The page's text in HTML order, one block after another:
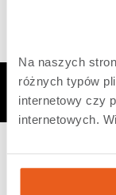
Na naszych
różnych typów
internetowy czy
internetowych.
Nawigacja